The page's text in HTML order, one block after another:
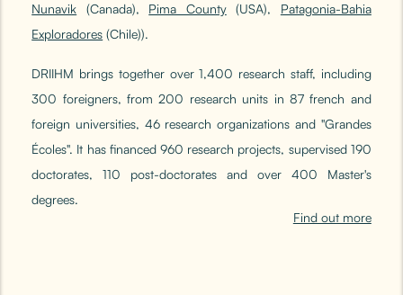
Nunavik (Canada), Pima County(USA), Patagonia-Bahia
Exploradores (Chile)).
DRIIHM brings together over 1,400 research staff, including
300 foreigners, from 200 research units in 87 french and
foreign universities, 46 research organizations and "Grandes
Écoles". It has financed 960 research projects, supervised 190
doctorates, 110 post-doctorates and over 400 Master's
degrees.
Find out more